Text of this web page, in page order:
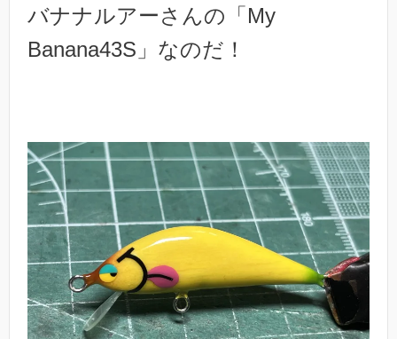
バナナルアーさんの「My
Banana43S」なのだ！